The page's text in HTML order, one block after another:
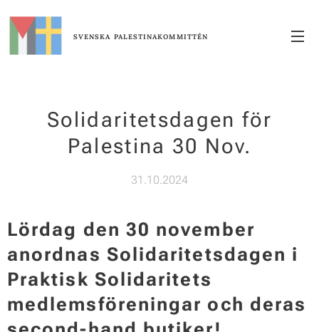
SVENSKA PALESTINAKOMMITTÉN
Solidaritetsdagen för
Palestina 30 Nov.
31.10.2024
Lördag den 30 november
anordnas Solidaritetsdagen i
Praktisk Solidaritets
medlemsföreningar och deras